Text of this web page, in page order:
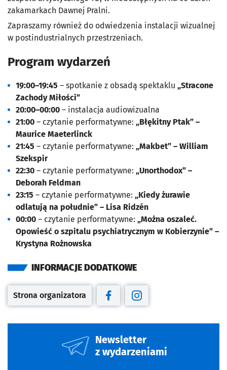
zakamarkach Dawnej Pralni.
Zapraszamy również do odwiedzenia instalacji wizualnej
w postindustrialnych przestrzeniach.
Program wydarzeń
19:00–19:45 – spotkanie z obsadą spektaklu „Stracone
Zachody Miłości”
20:00–00:00 – instalacja audiowizualna
21:00 – czytanie performatywne: „Błękitny Ptak” –
Maurice Maeterlinck
21:45 – czytanie performatywne: „Makbet” – William
Szekspir
22:30 – czytanie performatywne: „Unorthodox” –
Deborah Feldman
23:15 – czytanie performatywne: „Kiedy żurawie
odlatują na południe” – Lisa Ridzén
00:00 – czytanie performatywne: „Można oszaleć.
Opowieść o szpitalu psychiatrycznym w Kobierzynie” –
Krystyna Rożnowska
INFORMACJE DODATKOWE
Otwiera się w nowej karcie
Strona organizatora
Otwiera się w nowej karcie
Otwiera się w nowej
Newsletter
z wydarzeniami